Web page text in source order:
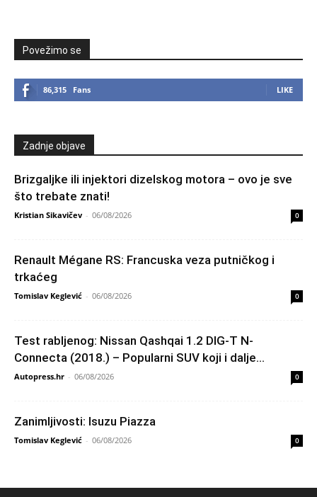
Povežimo se
86,315 Fans LIKE
Zadnje objave
Brizgaljke ili injektori dizelskog motora – ovo je sve
što trebate znati!
Kristian Sikavičev - 06/08/2026 0
Renault Mégane RS: Francuska veza putničkog i
trkaćeg
Tomislav Keglević - 06/08/2026 0
Test rabljenog: Nissan Qashqai 1.2 DIG-T N-
Connecta (2018.) – Popularni SUV koji i dalje...
Autopress.hr - 06/08/2026 0
Zanimljivosti: Isuzu Piazza
Tomislav Keglević - 06/08/2026 0